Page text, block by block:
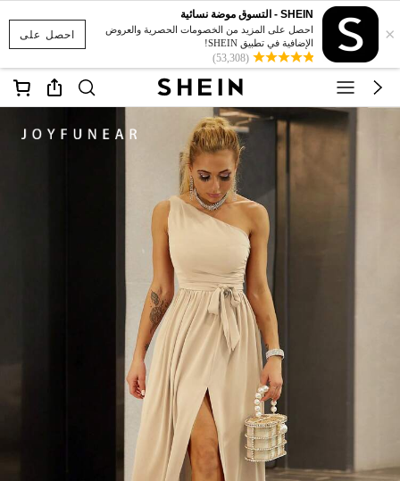
احصل على ×
SHEIN - التسوق موضة نسائية
احصل على المزيد من الخصومات الحصرية والعروض
الإضافية في تطبيق SHEIN!
(53,308)